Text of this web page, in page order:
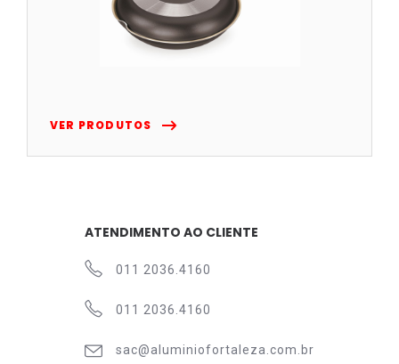
VER PRODUTOS
ATENDIMENTO AO CLIENTE
011 2036.4160
011 2036.4160
sac@aluminiofortaleza.com.br